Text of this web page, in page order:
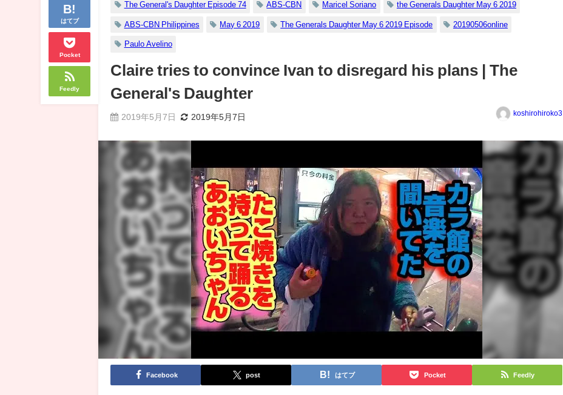
はてブ
Pocket
Feedly
The General's Daughter Episode 74 ABS-CBN Maricel Soriano the Generals Daughter May 6 2019
ABS-CBN Philippines May 6 2019 The Generals Daughter May 6 2019 Episode 20190506online
Paulo Avelino
Claire tries to convince Ivan to disregard his plans | The
General's Daughter
2019年5月7日 2019年5月7日 koshirohiroko3
Facebook post はてブ Pocket Feedly